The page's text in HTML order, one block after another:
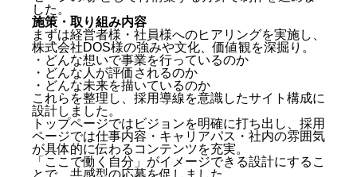
した。
施策・取り組み内容
まずは経営者様・社員様へのヒアリングを実施し、
株式会社DOS様の強みや文化、価値観を深掘り。
・どんな想いで事業を行っているのか
・どんな人が評価されるのか
・どんな未来を描いているのか
これらを整理し、採用導線を意識したサイト構成に
設計しました。
トップページではビジョンを明確に打ち出し、採用
ページでは仕事内容・キャリアパス・社内の雰囲気
が具体的に伝わるコンテンツを充実。
「ここで働く自分」がイメージできる設計にするこ
とで、共感型の応募を促しました。